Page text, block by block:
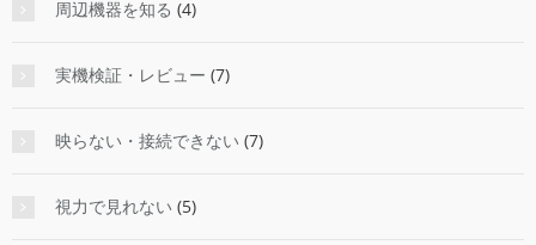
周辺機器を知る (4)
実機検証・レビュー (7)
映らない・接続できない (7)
視力で見れない (5)